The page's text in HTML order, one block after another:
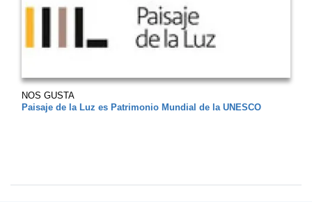
NOS GUSTA
Paisaje de la Luz es Patrimonio Mundial de la UNESCO